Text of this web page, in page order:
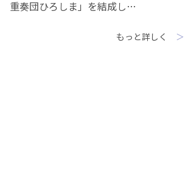
重奏団ひろしま」を結成し…
もっと詳しく